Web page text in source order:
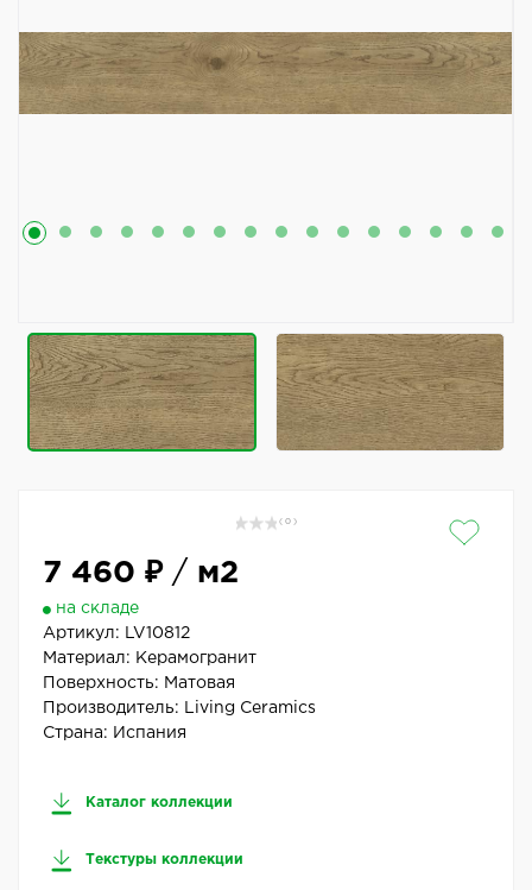
( 0 )
7 460 ₽/ м2
на складе
Артикул:
LV10812
Материал: Керамогранит
Поверхность: Матовая
Производитель:
Living Ceramics
Страна: Испания
Каталог коллекции
Текстуры коллекции